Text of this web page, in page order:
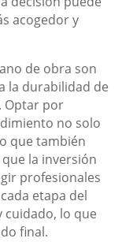
acogedor y
de obra son
la durabilidad de
Optar por
no solo
que también
la inversión
profesionales
etapa del
cuidado, lo que
final.